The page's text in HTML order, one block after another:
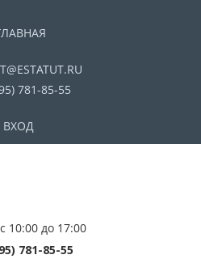
781-85-55
ВХОД
10:00 до 17:00
781-85-55